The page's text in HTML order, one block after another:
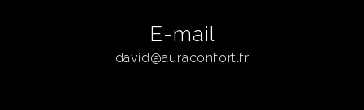
E-mail
david@auraconfort.fr